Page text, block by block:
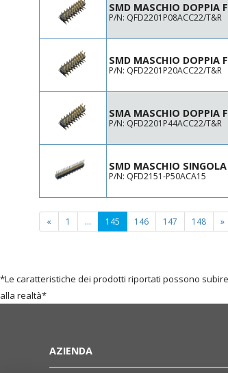
36
38
40
41
42
48
50
52
56
60
82
SMD MASCHIO DOPPIA
P/N: QFD2201P08ACC22/T&R
SMD MASCHIO DOPPIA
P/N: QFD2201P20ACC22/T&R
SMA MASCHIO DOPPIA
P/N: QFD2201P44ACC22/T&R
SMD MASCHIO
P/N: QFD2151-P50ACA15
« 1 ... 145 (current
page)
146 147 148 »
*Le caratteristiche dei prodotti riportati possono
alla realtà*
AZIENDA